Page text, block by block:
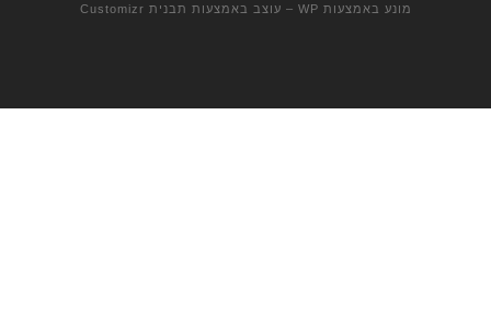
מונע באמצעות WP – עוצב באמצעות תבנית Customizr